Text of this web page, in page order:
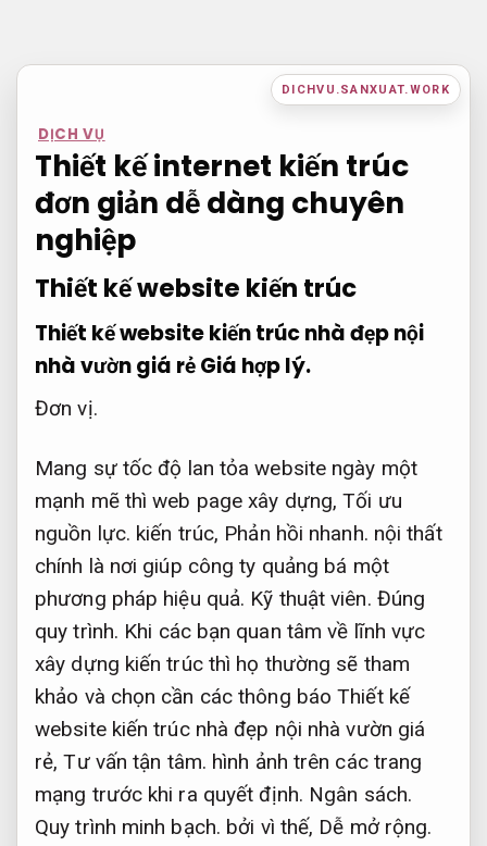
nội
DICHVU.SANXUAT.WORK
DỊCH VỤ
Thiết kế internet kiến trúc
đơn giản dễ dàng chuyên
nghiệp
Thiết kế website kiến trúc
Thiết kế website kiến trúc nhà đẹp nội
nhà vườn giá rẻGiá hợp lý.
Đơn vị.
Mang sự tốc độ lan tỏa website ngày một
mạnh mẽ thì web page xây dựng,Tối ưu
nguồn lực. kiến trúc, Phản hồi nhanh. nội thất
chính là nơi giúp công ty quảng bá một
phương pháp hiệu quả. Kỹ thuật viên. Đúng
quy trình. Khi các bạn quan tâm về lĩnh vực
xây dựng kiến trúc thì họ thường sẽ tham
khảo và chọn cần các thông báo Thiết kế
website kiến trúc nhà đẹp nội nhà vườn giá
rẻ,Tư vấn tận tâm. hình ảnh trên các trang
mạng trước khi ra quyết định. Ngân sách.
Quy trình minh bạch. bởi vì thế, Dễ mở rộng.